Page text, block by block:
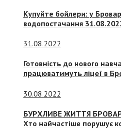
Купуйте бойлери: у
водопостачання
31.08.2022
Готовність до нового
працюватимуть ліцеї в
30.08.2022
БУРХЛИВЕ ЖИТТЯ
Хто найчастіше порушує